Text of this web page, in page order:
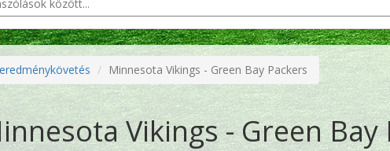
Minnesota Vikings - Green Bay Packers
Vikings - Green Bay